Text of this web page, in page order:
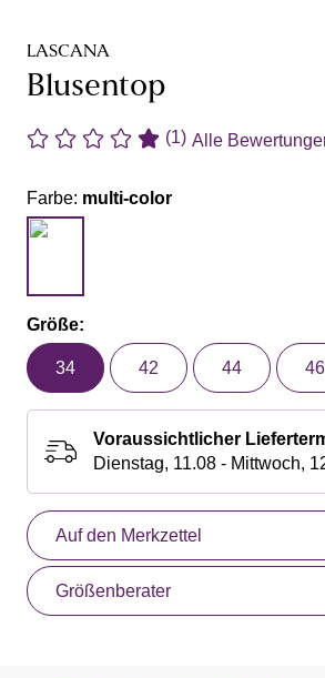
LASCANA
Blusentop
(1) Alle
Farbe: multi-color
Größe:
34 42 44 46
Voraussichtlicher
Dienstag, 11.08 - Mittwoch,
Auf den Merkzettel
Größenberater